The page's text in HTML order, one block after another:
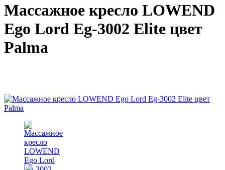
Массажное кресло LOWEND
Ego Lord Eg-3002 Elite цвет
Palma